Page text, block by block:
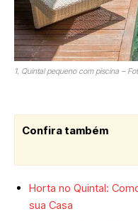
1. Quintal pequeno com piscina –
Confira também
Horta no Quintal:
sua Casa